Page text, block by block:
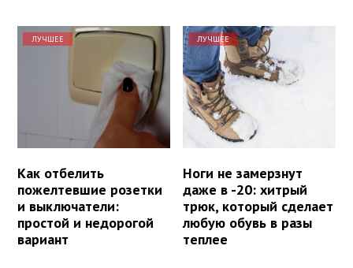
ЛУЧШЕЕ
Как отбелить
пожелтевшие розетки
и выключатели:
простой и недорогой
вариант
ЛУЧШЕЕ
Ноги не замерзнут
даже в -20: хитрый
трюк, который сделает
любую обувь в разы
теплее